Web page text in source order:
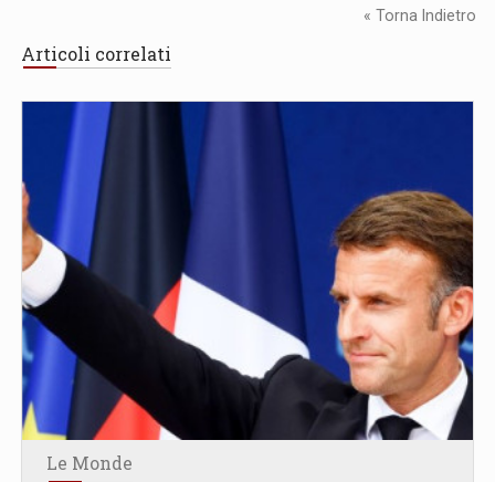
« Torna Indietro
Articoli correlati
Le Monde